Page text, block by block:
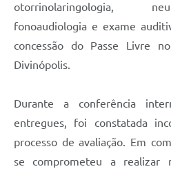
otorrinolaringologia,
fonoaudiologia e exame
concessão do Passe Livre
Divinópolis.
Durante a conferência
entregues, foi constatada
processo de avaliação. Em
se comprometeu a realizar